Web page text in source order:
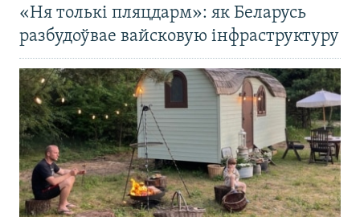
«Ня толькі пляцдарм»: як Беларусь
разбудоўвае вайсковую інфраструктуру